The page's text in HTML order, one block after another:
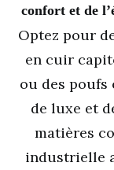
confort et de
Optez pour
en cuir
ou des
de luxe et
matières
industrielle